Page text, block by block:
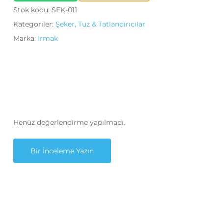
Stok kodu: SEK-011
Kategoriler: Şeker, Tuz & Tatlandırıcılar
Marka: Irmak
Henüz değerlendirme yapılmadı.
Bir İnceleme Yazın